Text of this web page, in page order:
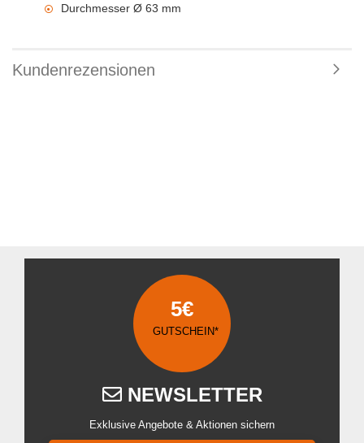
Durchmesser Ø 63 mm
Kundenrezensionen
5€
GUTSCHEIN*
NEWSLETTER
Exklusive Angebote & Aktionen sichern